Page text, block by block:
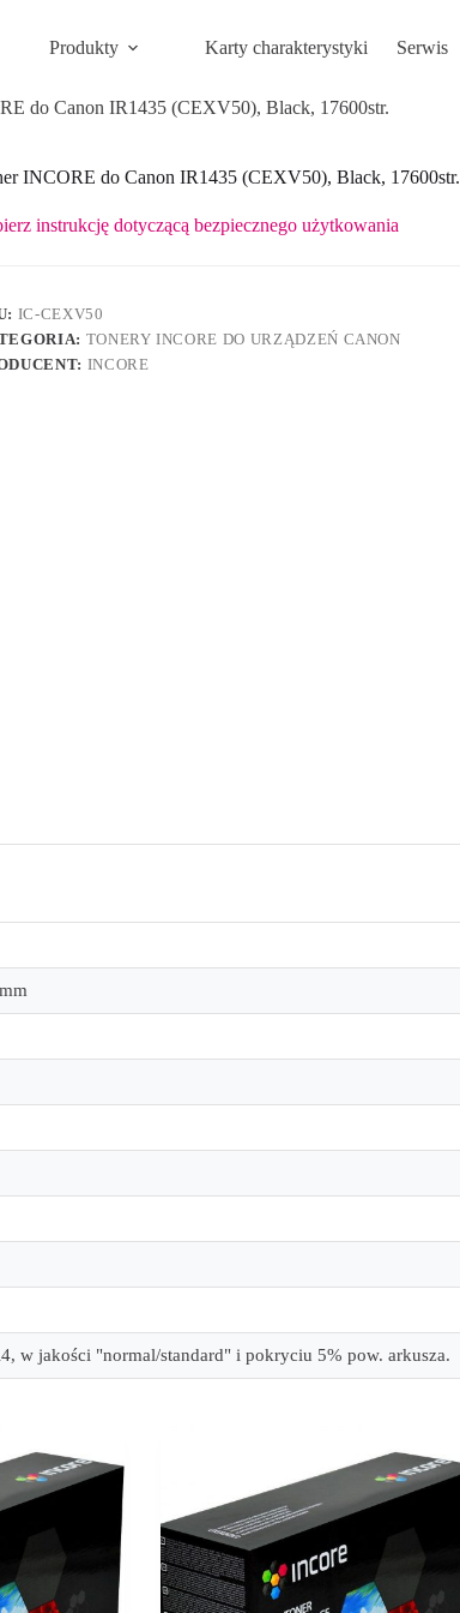
Produkty Karty charakterystyki Serwis
do Canon IR1435 (CEXV50), Black, 17600str.
INCORE do Canon IR1435 (CEXV50), Black, 17600str.
instrukcję dotyczącą bezpiecznego użytkowania
IC-CEXV50
TONERY INCORE DO URZĄDZEŃ CANON
INCORE
w jakości "normal/standard" i pokryciu 5% pow. arkusza.